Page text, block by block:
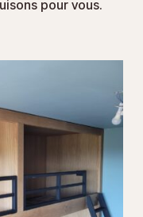
pour vous.